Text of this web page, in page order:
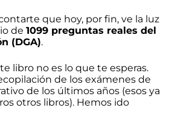
que hoy, por fin, ve la luz
de 1099 preguntas reales del
(DGA).
libro no es lo que te esperas.
de los exámenes de
de los últimos años (esos ya
otros libros). Hemos ido